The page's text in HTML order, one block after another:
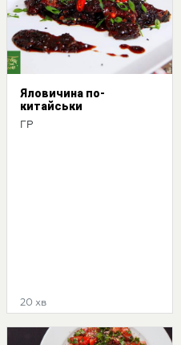
Яловичина по-
китайськи
ГР
20 хв